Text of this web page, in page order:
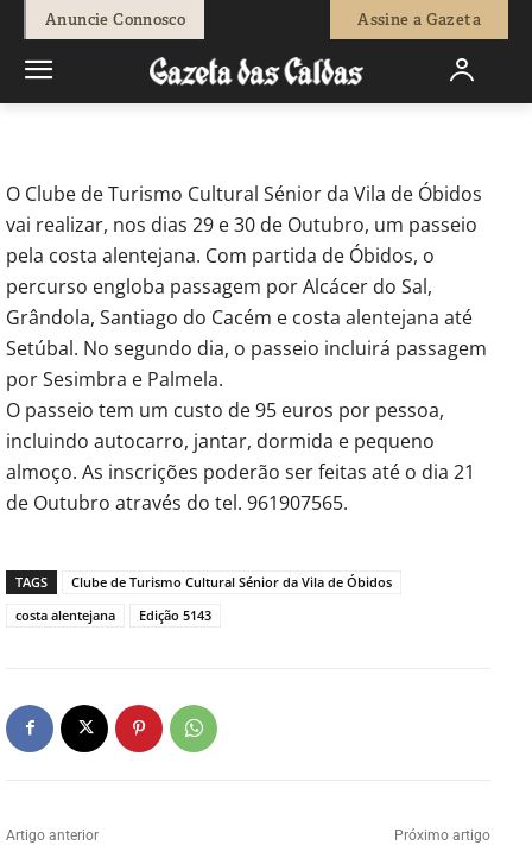
Anuncie Connosco Assine a Gazeta
Fátima Ferreira - 1102 0
O Clube de Turismo Cultural Sénior da Vila de Óbidos
vai realizar, nos dias 29 e 30 de Outubro, um passeio
pela costa alentejana. Com partida de Óbidos, o
percurso engloba passagem por Alcácer do Sal,
Grândola, Santiago do Cacém e costa alentejana até
Setúbal. No segundo dia, o passeio incluirá passagem
por Sesimbra e Palmela.
O passeio tem um custo de 95 euros por pessoa,
incluindo autocarro, jantar, dormida e pequeno
almoço. As inscrições poderão ser feitas até o dia 21
de Outubro através do tel. 961907565.
TAGS
Clube de Turismo Cultural Sénior da Vila de Óbidos
costa alentejana
Edição 5143
Artigo anterior Próximo artigo